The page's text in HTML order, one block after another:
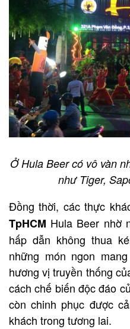
Ở Hula Beer có vô vàn
như Tiger,
Đồng thời, các thực
TpHCM Hula Beer nhờ
hấp dẫn không thua
những món ngon
hương vị truyền thống
cách chế biến độc đáo
còn chinh phục được
khách trong tương lai.